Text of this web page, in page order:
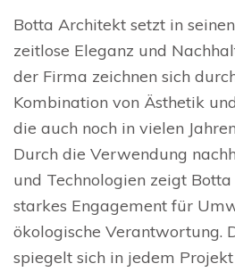
Botta Architekt setzt in
zeitlose Eleganz und
der Firma zeichnen sich
Kombination von Ästhetik
die auch noch in vielen
Durch die Verwendung
und Technologien zeigt
starkes Engagement für
ökologische Verantwortung.
spiegelt sich in jedem